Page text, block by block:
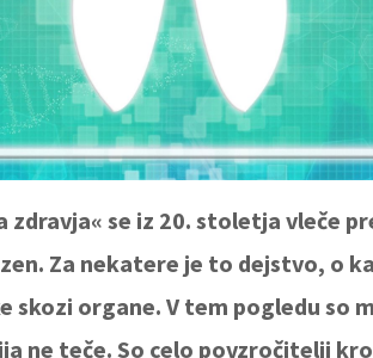
zdravja« se iz 20. stoletja vleče
Za nekatere je to dejstvo, o
skozi organe. V tem pogledu so
ne teče. So celo povzročitelji